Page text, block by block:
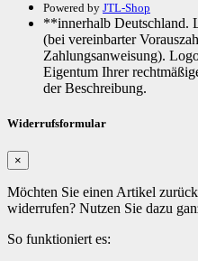
Powered by JTL-Shop
**innerhalb Deutschland.
(bei vereinbarter
Zahlungsanweisung).
Eigentum Ihrer
der Beschreibung.
Widerrufsformular
×
Möchten Sie einen Artikel
widerrufen? Nutzen Sie dazu
So funktioniert es: